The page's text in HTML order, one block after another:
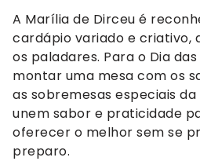
A Marília de Dirceu é
cardápio variado e criativo,
os paladares. Para o Dia
montar uma mesa com os
as sobremesas especiais
unem sabor e praticidade
oferecer o melhor sem se
preparo.